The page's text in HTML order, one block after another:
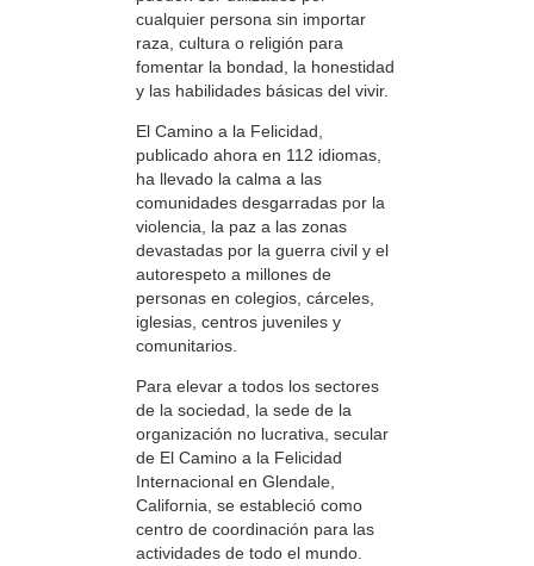
cualquier persona sin importar
raza, cultura o religión para
fomentar la bondad, la honestidad
y las habilidades básicas del vivir.
El Camino a la Felicidad,
publicado ahora en 112 idiomas,
ha llevado la calma a las
comunidades desgarradas por la
violencia, la paz a las zonas
devastadas por la guerra civil y el
autorespeto a millones de
personas en colegios, cárceles,
iglesias, centros juveniles y
comunitarios.
Para elevar a todos los sectores
de la sociedad, la sede de la
organización no lucrativa, secular
de El Camino a la Felicidad
Internacional en Glendale,
California, se estableció como
centro de coordinación para las
actividades de todo el mundo.